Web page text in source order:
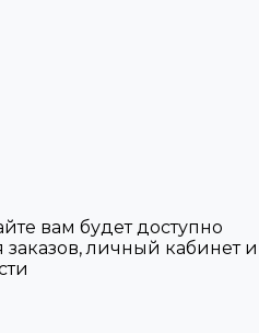
вам будет доступно
личный кабинет и